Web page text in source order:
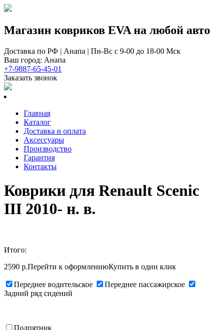
Магазин ковриков EVA ​на любой авто
Доставка по РФ | Анапа | Пн-Вс с 9-00 до 18-00 Мск
Ваш город: Анапа
+7-9887-65-45-01
Заказать звонок
Главная
Каталог
Доставка и оплата
Аксессуары
Производство
Гарантия
Контакты
Коврики для Renault Scenic
III 2010- н. в.
Итого:
2590 р.Перейти к оформлениюКупить в один клик
Переднее водительское
Переднее пассажирское
Задний ряд сидений
Подпятник